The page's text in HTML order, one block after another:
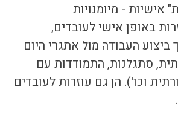
אישיות - מיומנויות
באופן אישי לעובדים,
העבודה מול אתגרי היום
סתגלנות, התמודדות עם
וכו'). הן גם עוזרות לעובדים